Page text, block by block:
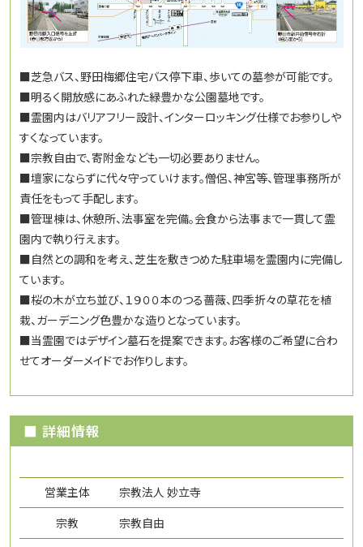
■芝急バス、野田梅郷住宅バス停下車、歩いての墓参が可能です。
■明るく開放感にあふれた緑豊かな公園墓地です。
■霊園内はバリアフリー設計、インターロッキング仕様でお参りしや
すくなっています。
■宗教自由で、寄附金なども一切必要ありません。
■壇家にならずに代々守っていけます。僧侶、神宮等、管理事務所が
責任をもって手配します。
■管理棟は、休憩所、法事室を完備。会食から法事まで一貫して霊
園内で執り行えます。
■自然との調和を考え、芝生を敷きつめた駐車場を霊園内に完備し
ています。
■桜の木が立ち並び、１９００本のつる薔薇、四季折々の草花を植
栽、ガーデニング色豊かな造りとなっています。
■当霊園ではデザイン墓石を提案できます。お客様のご希望に合わ
せてオーダーメイドでお作りします。
■ 詳細情報
営業主体
宗教法人 妙立寺
宗教
宗教自由